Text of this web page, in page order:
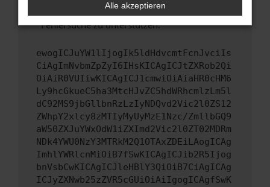
uns diesen Text schicken, um uns bei der
Fehlersuche zu unterstützen:
ewogICJuYW1lIjogIk5ldHdvcmtFcnJvciIs
CiAgImNvbmZpZyI6IHsKICAgICJtZXRob2Qi
OiAiR0VUIiwKICAgICJ1cmwiOiAiaHR0cHM6
Ly9hcGkueC5ha3MtcHJvZC5hdWRhcmlzLm5l
dC92MS9jbGllbnRzLzIyNDQvd2Vic2l0ZS12
ZWhpY2xlcy8zMTIyMyUyMzE1Nzc/ZmllbGQ9
aW50ZXJuYWxOdW1iZXImd2Vic2l0ZT02MDRm
NDk4YWU0NzY3MTRkM2Q1OTAxZDEiLAogICAg
ImhlYWRlcnMiOiB7fSwKICAgICJib2R5Ijog
bnVsbCwKICAgICJleHBlY3QiOiB7CiAgICAg
ICJyZXNwb25zZVR5cGUiOiAiIgogICAgfSwK
Alle akzeptieren